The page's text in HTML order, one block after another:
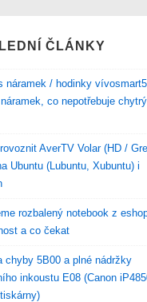
ČLÁNKY
náramek / hodinky
co nepotřebuje chytrý
AverTV Volar (HD /
Ubuntu (Lubuntu, Xubuntu) i
rozbalený notebook z
a co čekat
chyby 5B00 a plné nádržky
inkoustu E08 (Canon